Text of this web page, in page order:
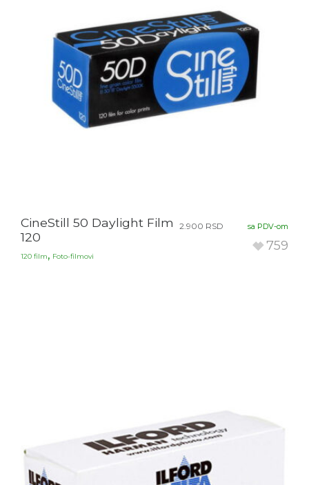
CineStill 50 Daylight Film
120
120 film, Foto-filmovi
2.900 RSD sa PDV-om
759